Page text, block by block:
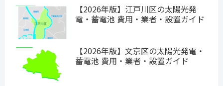
【2026年版】江戸川区の太陽光発
電・蓄電池 費用・業者・設置ガイド
【2026年版】文京区の太陽光発電・
蓄電池 費用・業者・設置ガイド